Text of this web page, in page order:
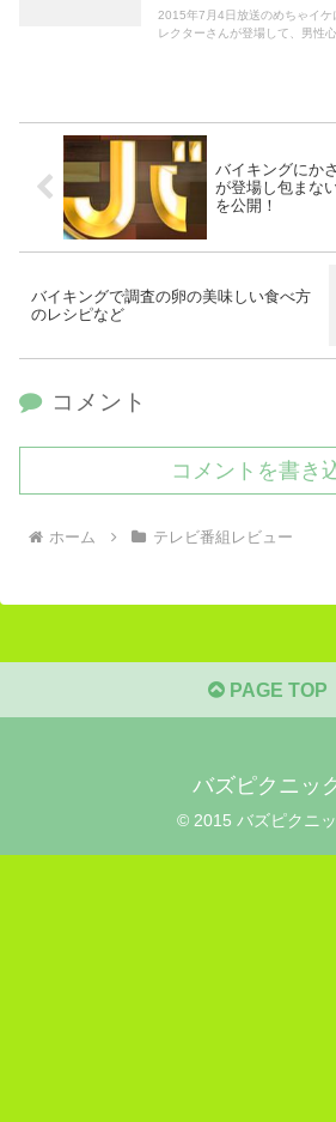
2015年7月4日放送のめちゃイケ
レクターさんが登場して、男性心
バイキングにか
が登場し包まな
を公開！
バイキングで調査の卵の美味しい食べ方
のレシピなど
コメント
コメントを書き
ホーム テレビ番組レビュー
PAGE TOP
バズピクニッ
© 2015 バズピクニッ